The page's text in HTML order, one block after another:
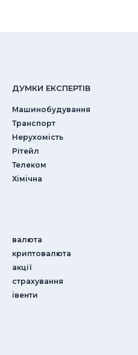
ДУМКИ ЕКСПЕРТIВ
Машинобудування
Транспорт
Нерухомість
Рітейл
Телеком
Хімічна
валюта
криптовалюта
акції
страхування
iвенти